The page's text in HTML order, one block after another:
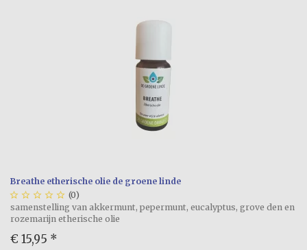
Breathe etherische olie de groene linde
     (0)
samenstelling van akkermunt, pepermunt, eucalyptus, grove den en
rozemarijn etherische olie
€ 15,95 *